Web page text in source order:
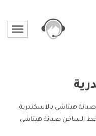
هيتاشي بالاسكندرية
الساخن صيانة هيتاشي